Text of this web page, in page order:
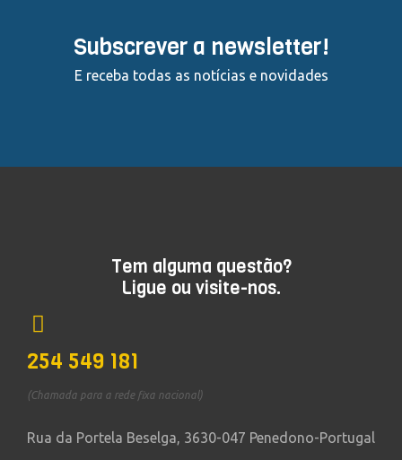
Subscrever a newsletter!
E receba todas as notícias e novidades
Tem alguma questão?
Ligue ou visite-nos.
254 549 181
(Chamada para a rede fixa nacional)
Rua da Portela Beselga, 3630-047 Penedono-Portugal